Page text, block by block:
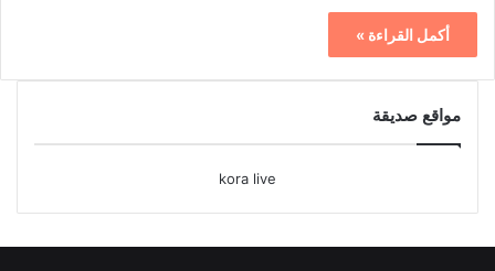
أكمل القراءة »
مواقع صديقة
kora live